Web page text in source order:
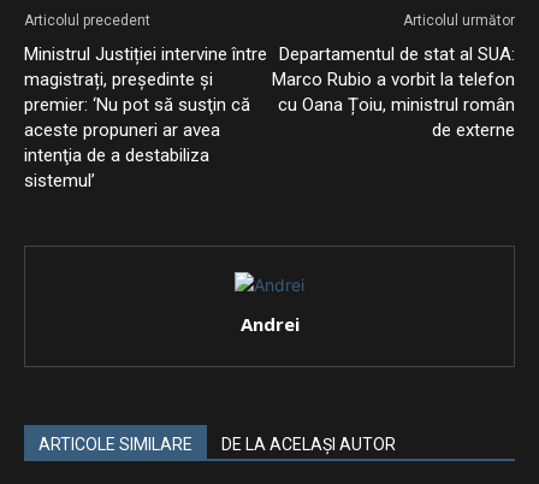
Articolul precedent
Ministrul Justiției intervine între
magistrați, președinte și
premier: ‘Nu pot să susţin că
aceste propuneri ar avea
intenţia de a destabiliza
sistemul’
Articolul următor
Departamentul de stat al SUA:
Marco Rubio a vorbit la telefon
cu Oana Țoiu, ministrul român
de externe
Andrei
ARTICOLE SIMILARE DE LA ACELAȘI AUTOR